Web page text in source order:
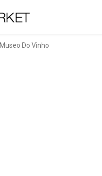
Museo Do Vinho